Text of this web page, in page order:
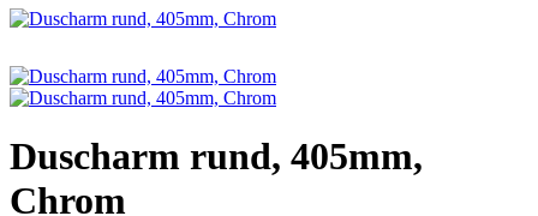
Duscharm rund, 405mm,
Chrom